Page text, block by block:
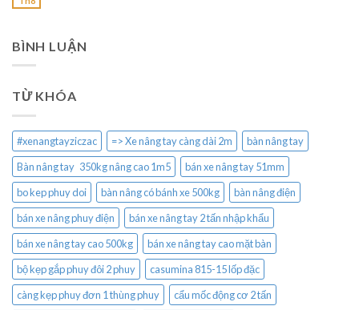
BÌNH LUẬN
TỪ KHÓA
#xenangtayziczac => Xe nâng tay càng dài 2m
bàn nâng tay
Bàn nâng tay 350kg nâng cao 1m5
bán xe nâng tay 51mm
bo kep phuy doi
bàn nâng có bánh xe 500kg
bàn nâng điện
bán xe nâng phuy điện
bán xe nâng tay 2 tấn nhập khẩu
bán xe nâng tay cao 500kg
bán xe nâng tay cao mặt bàn
bộ kẹp gắp phuy đôi 2 phuy
casumina 815-15 lốp đặc
càng kẹp phuy đơn 1 thùng phuy
cẩu mốc động cơ 2 tấn